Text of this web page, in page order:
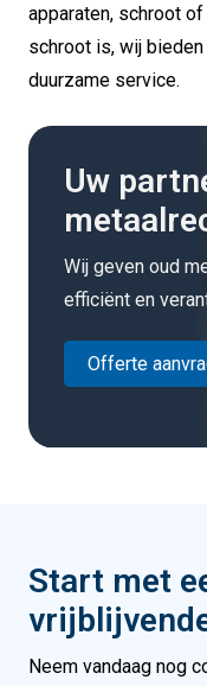
apparaten, schroot
schroot is, wij
duurzame service.
Uw
Wij geven oud
efficiënt en
Offerte
Start met
Neem vandaag nog